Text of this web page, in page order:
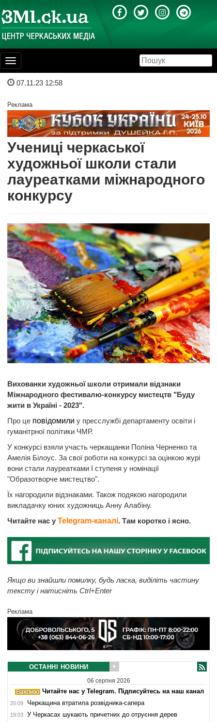
Toggle
navigation
07.11.23 12:58
Реклама
Учениці черкаської
художньої школи стали
лауреатками міжнародного
конкурсу
Вихованки художньої школи отримали відзнаки
Міжнародного фестивалю-конкурсу мистецтв "Буду
жити в Україні - 2023".
Про це повідомили у пресслужбі департаменту освіти і
гуманітрної політики ЧМР.
У конкурсі взяли участь черкащанки Поліна Черненко та
Амелія Білоус. За свої роботи на конкурсі за оцінкою журі
вони стали лауреатками І ступеня у номінації
"Образотворче мистецтво".
Їх нагородили відзнаками. Також подякою нагородили
викладачку юних художниць Анну Алабіну.
Читайте нас у Telegram-каналі. Там коротко і ясно.
Якщо ви знайшли помилку, будь ласка, виділіть частину
тексту і натисніть Ctrl+Enter
Реклама
ОСТАННІ НОВИНИ
06 серпня 2026
Читайте нас у Telegram. Підписуйтесь на наш канал
20:09 Черкащина втратила розвідника-сапера
19:03 У Черкасах шукають причетних до отруєння дерев